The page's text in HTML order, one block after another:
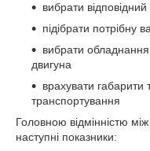
вибрати
підібрати потрібну
вибрати обладнання
двигуна
врахувати габарити
транспортування
Головною відмінністю
наступні показники: